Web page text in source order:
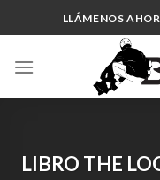
to
LLÁMENOS
LIBRO THE